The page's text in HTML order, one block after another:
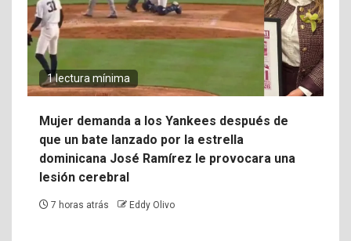
1 lectura mínima
Mujer demanda a los Yankees después de
que un bate lanzado por la estrella
dominicana José Ramírez le provocara una
lesión cerebral
7 horas atrás Eddy Olivo